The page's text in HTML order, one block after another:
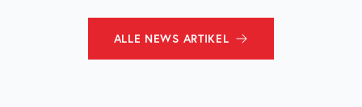
ALLE NEWS ARTIKEL